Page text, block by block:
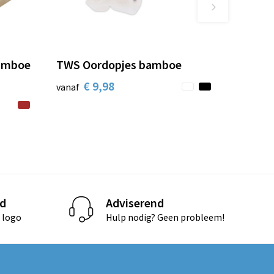
TWS Oordopjes bamboe
vanaf € 9,98
logo
Adviserend
Hulp nodig? Geen probleem!